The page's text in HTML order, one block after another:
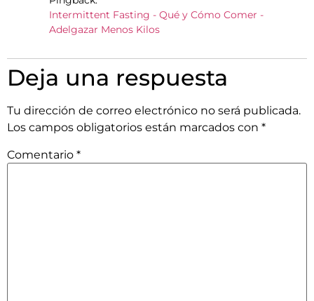
Intermittent Fasting - Qué y Cómo Comer -
Adelgazar Menos Kilos
Deja una respuesta
Tu dirección de correo electrónico no será publicada.
Los campos obligatorios están marcados con *
Comentario *